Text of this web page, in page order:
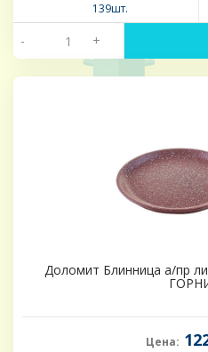
139шт.
- +
Доломит Блинница а/пр
Цена: